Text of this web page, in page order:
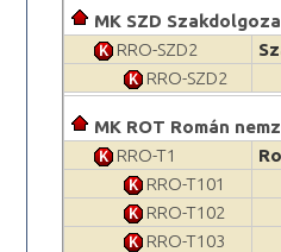
MK SZD
RRO-SZD2
RRO-SZD2
MK ROT Román
RRO-T1
RRO-T101
RRO-T102
RRO-T103